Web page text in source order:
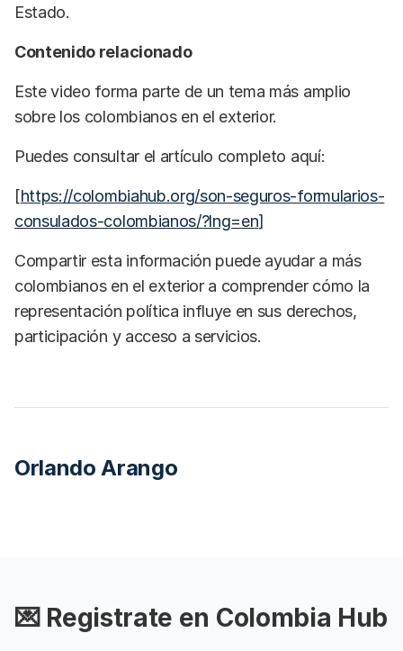
Estado.
Contenido relacionado
Este video forma parte de un tema más amplio
sobre los colombianos en el exterior.
Puedes consultar el artículo completo aquí:
[https://colombiahub.org/son-seguros-formularios-
consulados-colombianos/?lng=en]
Compartir esta información puede ayudar a más
colombianos en el exterior a comprender cómo la
representación política influye en sus derechos,
participación y acceso a servicios.
Orlando Arango
💌 Registrate en Colombia Hub